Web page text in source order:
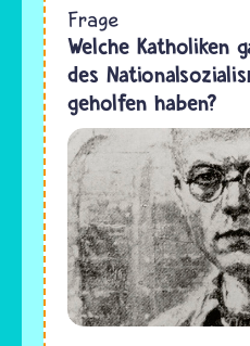
Frage
Welche Katholiken
des
geholfen haben?